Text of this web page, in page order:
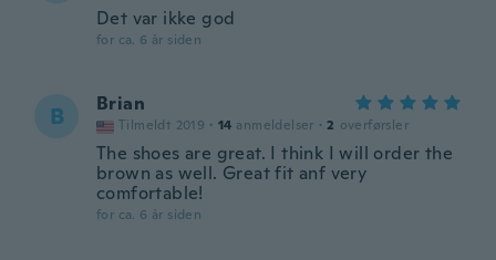
Det var ikke god
for ca. 6 år siden
B Brian
Tilmeldt 2019 · 14 anmeldelser · 2 overførsler
The shoes are great. I think I will order the
brown as well. Great fit anf very
comfortable!
for ca. 6 år siden